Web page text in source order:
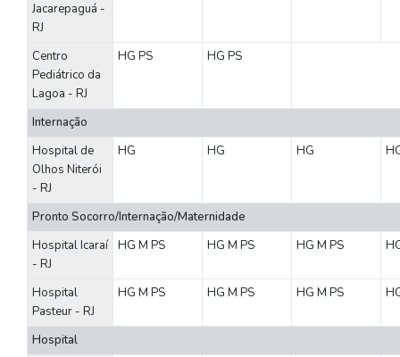
Jacarepaguá -
RJ
Centro
Pediátrico da
Lagoa - RJ
HG PS HG PS
Internação
Hospital de
Olhos Niterói
- RJ
HG HG HG
Pronto Socorro/Internação/Maternidade
Hospital Icaraí
- RJ
HG M PS HG M PS HG M PS
Hospital
Pasteur - RJ
HG M PS HG M PS HG M PS
Hospital